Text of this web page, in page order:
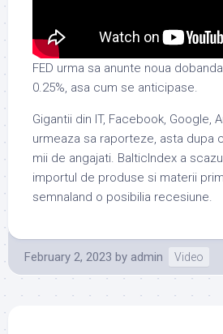
FED urma sa anunte noua
0.25%, asa cum se anticipase.
Gigantii din IT, Facebook, Google,
urmeaza sa raporteze, asta dupa
mii de angajati. BalticIndex a
importul de produse si materii
semnaland o posibilia recesiune.
February 2, 2023 by admin Video